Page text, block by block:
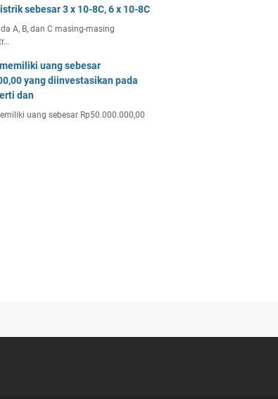
sebesar 3 x 10-8C, 6 x 10-8C
A, B, dan C masing-masing
uang sebesar
yang diinvestasikan pada
dan
uang sebesar Rp50.000.000,00